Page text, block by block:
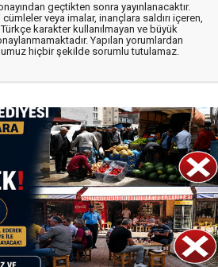
geçtikten sonra yayınlanacaktır.
veya imalar, inançlara saldırı içeren,
karakter kullanılmayan ve büyük
Yapılan yorumlardan
hiçbir şekilde sorumlu tutulamaz.